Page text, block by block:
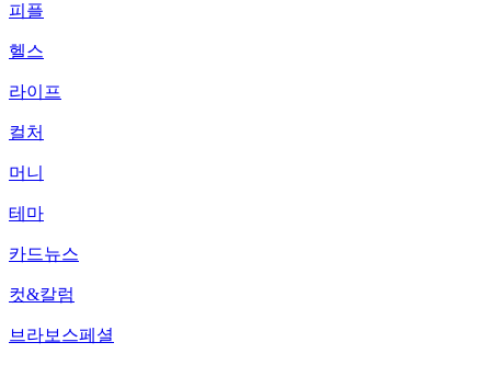
피플
헬스
라이프
컬처
머니
테마
카드뉴스
컷&칼럼
브라보스페셜